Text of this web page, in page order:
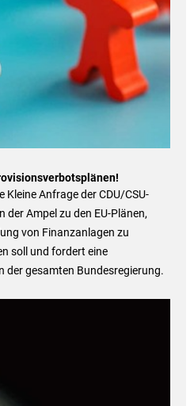
Kleine Anfrage der CDU/CSU-
der Ampel zu den EU-Plänen,
von Finanzanlagen zu
soll und fordert eine
der gesamten Bundesregierung.